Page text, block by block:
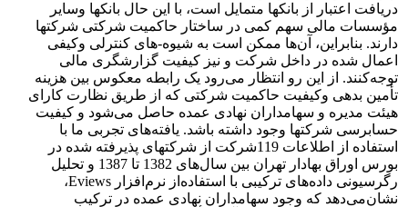
دریافت اعتبار از بانک‎ها متمایل است، با این حال بانک‎ها وسایر
مؤسسات مالی سهم کمی در ساختار حاکمیت شرکتی شرکت‎ها
دارند. بنابراین، آن‌ها ممکن است به شیوه-های کنترلی وکیفی
اعمال شده در داخل شرکت و نیز کیفیت گزارشگری مالی
توجه‌کنند. از این‌ رو انتظار می‌رود یک رابطه معکوس بین هزینه
تأمین بدهی وکیفیت حاکمیت شرکتی که از طریق نظارت کارای
هیئت مدیره و سهامداران نهادی عمده حاصل می‌شود و کیفیت
حسابرسی شرکت‎ها وجود داشته باشد. یافته‌های تجربی ما با
استفاده از اطلاعات 119شرکت از شرکت‎های پذیرفته شده در
بورس اوراق بهادار تهران بین سال‌های 1382 تا 1387 و تحلیل
رگرسیونی ‌داده‌های ‌ترکیبی ‌با استفاده‌از نرم‌افزار Eviews‌،‌
نشان‌می‌دهد که ‌وجود سهامداران نهادی عمده در ترکیب